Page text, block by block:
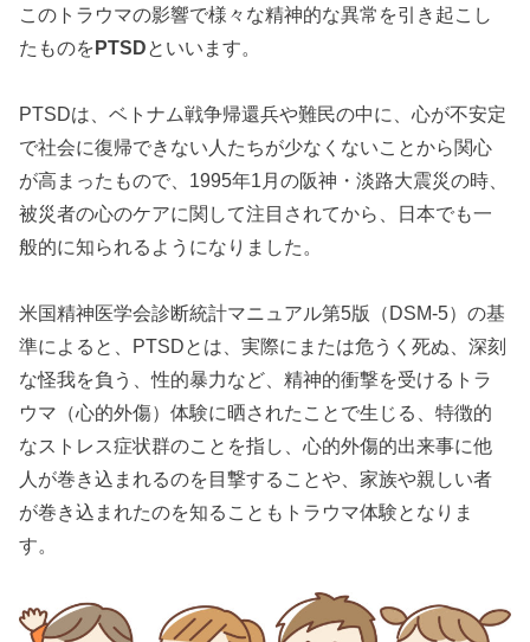
このトラウマの影響で様々な精神的な異常を引き起こし
たものをPTSDといいます。
PTSDは、ベトナム戦争帰還兵や難民の中に、心が不安定
で社会に復帰できない人たちが少なくないことから関心
が高まったもので、1995年1月の阪神・淡路大震災の時、
被災者の心のケアに関して注目されてから、日本でも一
般的に知られるようになりました。
米国精神医学会診断統計マニュアル第5版（DSM-5）の基
準によると、PTSDとは、実際にまたは危うく死ぬ、深刻
な怪我を負う、性的暴力など、精神的衝撃を受けるトラ
ウマ（心的外傷）体験に晒されたことで生じる、特徴的
なストレス症状群のことを指し、心的外傷的出来事に他
人が巻き込まれるのを目撃することや、家族や親しい者
が巻き込まれたのを知ることもトラウマ体験となりま
す。